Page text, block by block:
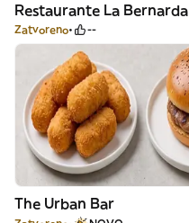
Restaurante La Bernarda
Zatvoreno --
The Urban Bar